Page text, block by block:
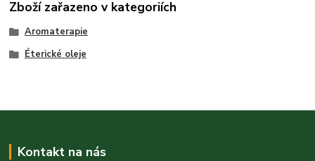
Zboží zařazeno v kategoriích
Aromaterapie
Éterické oleje
Kontakt na nás